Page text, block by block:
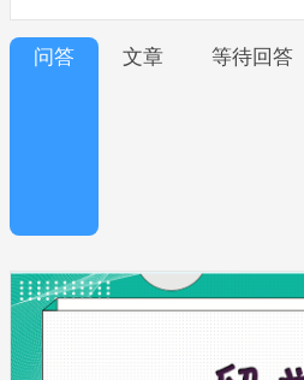
问答 文章 等待回答